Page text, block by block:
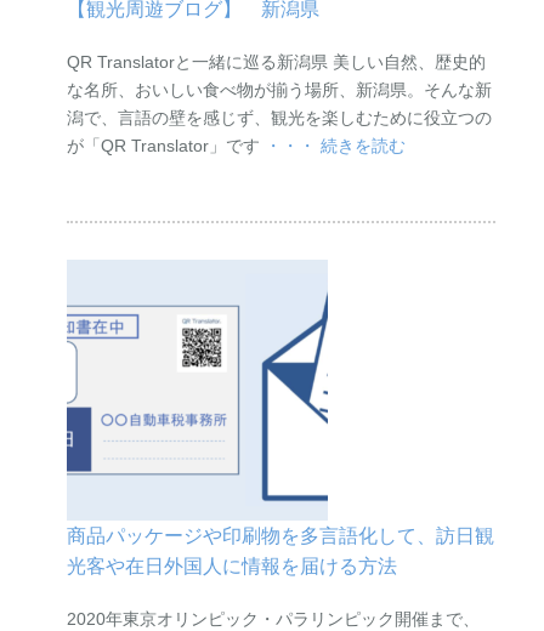
【観光周遊ブログ】 新潟県
QR Translatorと一緒に巡る新潟県 美しい自然、歴史的
な名所、おいしい食べ物が揃う場所、新潟県。そんな新
潟で、言語の壁を感じず、観光を楽しむために役立つの
が「QR Translator」です
・・・ 続きを読む
商品パッケージや印刷物を多言語化して、訪日観
光客や在日外国人に情報を届ける方法
2020年東京オリンピック・パラリンピック開催まで、